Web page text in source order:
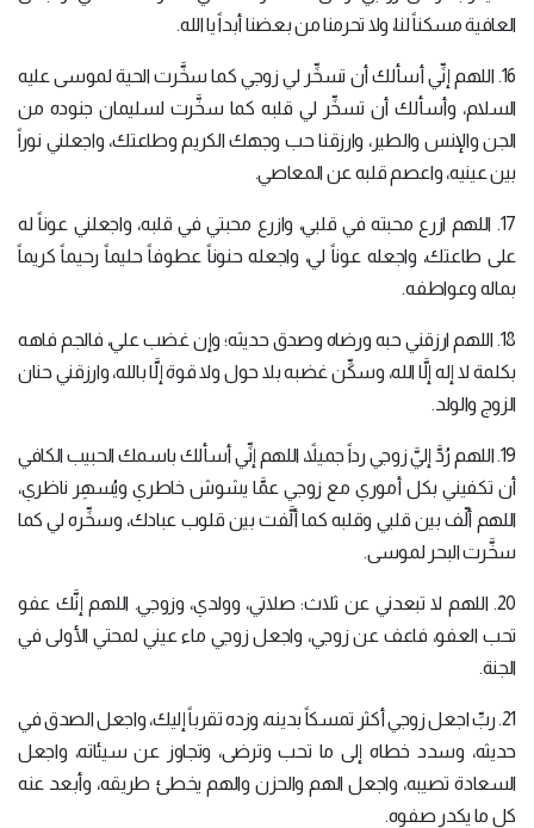
العافية مسكناً لنا، ولا تحرمنا من بعضنا أبداً يا الله.
16. اللهم إنِّي أسألك أن تسخِّر لي زوجي كما سخَّرت الحية لموسى عليه
السلام، وأسألك أن تسخِّر لي قلبه كما سخَّرت لسليمان جنوده من
الجن والإنس والطير، وارزقنا حب وجهك الكريم وطاعتك، واجعلني نوراً
بين عينيه، واعصم قلبه عن المعاصي.
17. اللهم ازرع محبته في قلبي، وازرع محبتي في قلبه، واجعلني عوناً له
على طاعتك، واجعله عوناً لي، واجعله حنوناً عطوفاً حليماً رحيماً كريماً
بماله وعواطفه.
18. اللهم ارزقني حبه ورضاه وصدق حديثه؛ وإن غضب علي، فالجم فاهه
بكلمة لا إله إلَّا الله، وسكِّن غضبه بلا حول ولا قوة إلَّا بالله، وارزقني حنان
الزوج والولد.
19. اللهم رُدَّ إليَّ زوجي رداً جميلاً، اللهم إنِّي أسألك باسمك الحبيب الكافي
أن تكفيني بكل أموري مع زوجي عمَّا يشوش خاطري ويُسهِر ناظري،
اللهم ألِّف بين قلبي وقلبه كما ألَّفت بين قلوب عبادك، وسخِّره لي كما
سخَّرت البحر لموسى.
20. اللهم لا تبعدني عن ثلاث: صلاتي، وولدي، وزوجي. اللهم إنَّك عفو
تحب العفو، فاعف عن زوجي، واجعل زوجي ماء عيني لمحتي الأولى في
الجنة.
21. ربِّ اجعل زوجي أكثر تمسكاً بدينه، وزده تقرباً إليك، واجعل الصدق في
حديثه، وسدد خطاه إلى ما تحب وترضى، وتجاوز عن سيئاته، واجعل
السعادة تصيبه، واجعل الهم والحزن والهم يخطئ طريقه، وأبعد عنه
كل ما يكدر صفوه.